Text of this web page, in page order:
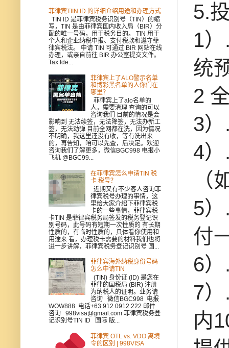
5.
1
统
2
3
4
（
5
付
6
7
内
菲律宾TIIN ID 的详细介绍用途和办理方式
TIN ID 是菲律宾税务识别号（TIN）的缩
写，TIN 是由菲律宾国内收入局（BIR）分
配的唯一号码，用于税务目的。 TIN 用于
个人和企业纳税申报、支付税款和遵守菲
律宾税法。 申请 TIN 可通过 BIR 网站在线
办理，或亲自前往 BIR 办公室提交文件。
Tax Ide...
菲律宾上了ALO警示名单
和博彩黑名单的人你们在
哪里？
菲律宾上了alo名单的
人，需要清理 查询的可以
咨询我们 目前的情况是会
影响到 无法续签，无法降签，无法办新工
签，无法动弹 目前全网都在洗，因为情况
不明确，我这里还没有收，等有洗出来
的，再告知，咱可以先查，后决定。欢迎
咨询我们了解更多，微信BGC998 电报小
飞机 @BGC99...
在菲律宾怎么申请TIN 税
卡 税号？
近期又有不少客人咨询菲
律宾税号办理的事情，这
里给大家介绍下菲律宾税
卡的一些事情，菲律宾税
卡TIN 是菲律宾税务局签发的税务登记识
别号码，此号码有短期一次性质的 有长期
性质的，有临时性质的，具体看你使用和
用途来 看，办理税卡需要的材料我们也将
进一步讲解，菲律宾税务登记识别号 国...
菲律宾海外纳税身份号码
怎么申请TIN
(TIN) 身份证 (ID) 是您在
菲律的国税局 (BIR) 注册
为纳税人的证明。业务请
咨询 微信BGC998 电报
WOW888 电话+63 912 0912 222 邮件
咨询 998visa@gmail.com 菲律宾税务登
记识别号TIN ID 国际 版...
菲律宾 OTL vs. VDO 离境
令的区别 | 998VISA